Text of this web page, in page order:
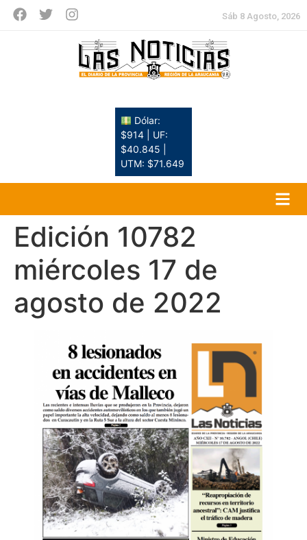
Sáb 8 Agosto, 2026
Dólar:
$914 | UF:
$40.845 |
UTM: $71.649
Edición 10782
miércoles 17 de
agosto de 2022